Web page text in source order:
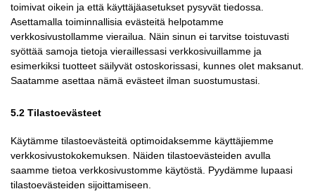
toimivat oikein ja että käyttäjäasetukset pysyvät tiedossa.
Asettamalla toiminnallisia evästeitä helpotamme
verkkosivustollamme vierailua. Näin sinun ei tarvitse toistuvasti
syöttää samoja tietoja vieraillessasi verkkosivuillamme ja
esimerkiksi tuotteet säilyvät ostoskorissasi, kunnes olet maksanut.
Saatamme asettaa nämä evästeet ilman suostumustasi.
5.2 Tilastoevästeet
Käytämme tilastoevästeitä optimoidaksemme käyttäjiemme
verkkosivustokokemuksen. Näiden tilastoevästeiden avulla
saamme tietoa verkkosivustomme käytöstä. Pyydämme lupaasi
tilastoevästeiden sijoittamiseen.